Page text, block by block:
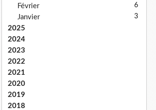
Février 6
Janvier 3
2025
2024
2023
2022
2021
2020
2019
2018